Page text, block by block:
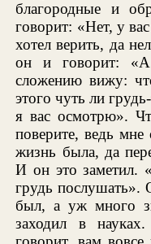
благородные и
говорит: «Нет, у
хотел верить, да
он и говорит:
сложению вижу:
этого чуть ли
я вас осмотрю».
поверите, ведь
жизнь была, да
И он это заметил.
грудь послушать».
был, а уж много
заходил в